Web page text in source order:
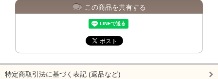
この商品を共有する
特定商取引法に基づく表記 (返品など)